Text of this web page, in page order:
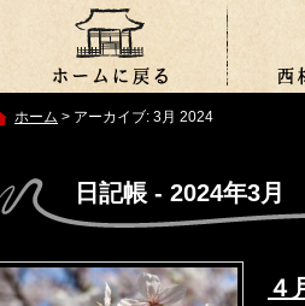
ホーム > アーカイブ: 3月 2024
日記帳 - 2024年3月
４